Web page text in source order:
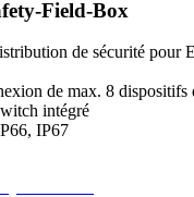
Field-Box
de sécurité pour
de max. 8 dispositifs
intégré
IP67